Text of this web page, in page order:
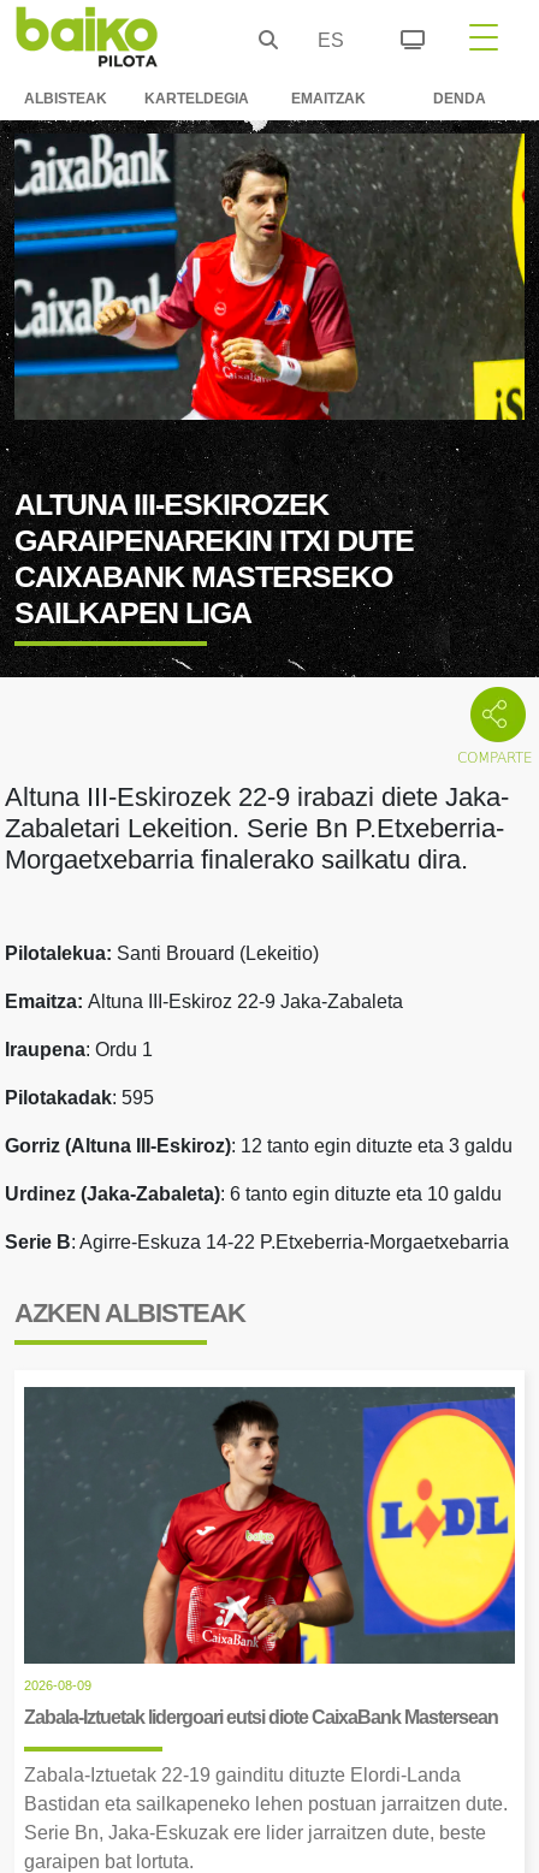
ES
ALBISTEAK KARTELDEGIA EMAITZAK DENDA
ALTUNA III-ESKIROZEK
GARAIPENAREKIN ITXI DUTE
CAIXABANK MASTERSEKO
SAILKAPEN LIGA
Altuna III-Eskirozek 22-9 irabazi diete Jaka-
Zabaletari Lekeition. Serie Bn P.Etxeberria-
Morgaetxebarria finalerako sailkatu dira.
Pilotalekua: Santi Brouard (Lekeitio)
Emaitza: Altuna III-Eskiroz 22-9 Jaka-Zabaleta
Iraupena: Ordu 1
Pilotakadak: 595
Gorriz (Altuna III-Eskiroz): 12 tanto egin dituzte eta 3 galdu
Urdinez (Jaka-Zabaleta): 6 tanto egin dituzte eta 10 galdu
Serie B: Agirre-Eskuza 14-22 P.Etxeberria-Morgaetxebarria
AZKEN ALBISTEAK
2026-08-09
Zabala-Iztuetak lidergoari eutsi diote CaixaBank Mastersean
Zabala-Iztuetak 22-19 gainditu dituzte Elordi-Landa
Bastidan eta sailkapeneko lehen postuan jarraitzen dute.
Serie Bn, Jaka-Eskuzak ere lider jarraitzen dute, beste
garaipen bat lortuta.